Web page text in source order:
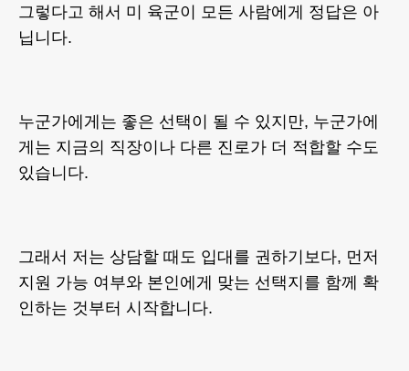
그렇다고 해서 미 육군이 모든 사람에게 정답은 아
닙니다.
누군가에게는 좋은 선택이 될 수 있지만, 누군가에
게는 지금의 직장이나 다른 진로가 더 적합할 수도
있습니다.
그래서 저는 상담할 때도 입대를 권하기보다, 먼저
지원 가능 여부와 본인에게 맞는 선택지를 함께 확
인하는 것부터 시작합니다.